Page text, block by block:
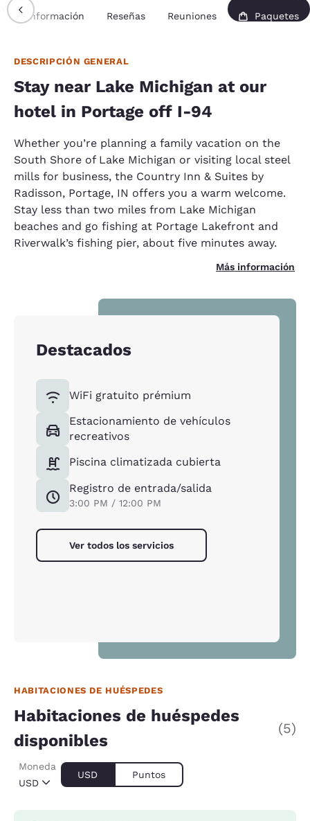
Información Reseñas Reuniones Paquetes
DESCRIPCIÓN GENERAL
Stay near Lake Michigan at our
hotel in Portage off I-94
Whether you’re planning a family vacation on the
South Shore of Lake Michigan or visiting local steel
mills for business, the Country Inn & Suites by
Radisson, Portage, IN offers you a warm welcome.
Stay less than two miles from Lake Michigan
beaches and go fishing at Portage Lakefront and
Riverwalk’s fishing pier, about five minutes away.
Más información
Destacados
WiFi gratuito prémium
Estacionamiento de vehículos
recreativos
Piscina climatizada cubierta
Registro de entrada/salida
3:00 PM / 12:00 PM
Ver todos los servicios
HABITACIONES DE HUÉSPEDES
Habitaciones de huéspedes
disponibles
(5)
USD
Moneda
USD Puntos